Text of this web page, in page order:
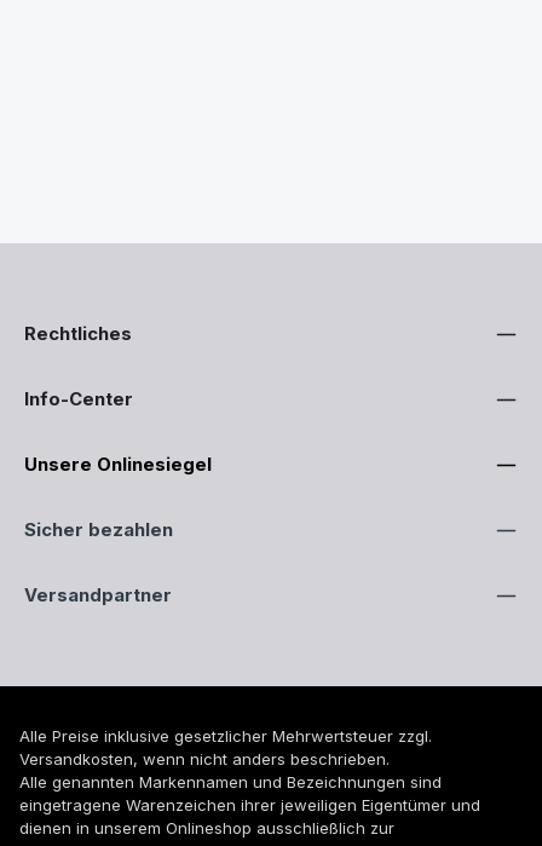
Rechtliches
Info-Center
Unsere Onlinesiegel
Sicher bezahlen
Versandpartner
Alle Preise inklusive gesetzlicher Mehrwertsteuer zzgl.
Versandkosten, wenn nicht anders beschrieben.
Alle genannten Markennamen und Bezeichnungen sind
eingetragene Warenzeichen ihrer jeweiligen Eigentümer und
dienen in unserem Onlineshop ausschließlich zur